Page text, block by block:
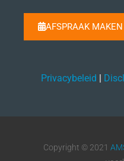
AFSPRAAK MAKEN
Privacybeleid |
Copyright © 2021